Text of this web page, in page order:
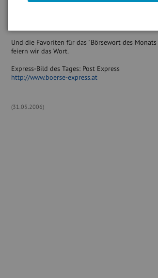
Und die Favoriten für das "Börsewort des
feiern wir das Wort.
Express-Bild des Tages: Post Express
http://www.boerse-express.at
(31.05.2006)